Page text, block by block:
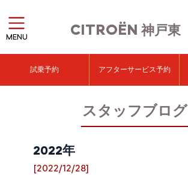
CITROËN神戸東
MENU
試乗予約 アフターサービス予約
スタッフブログ
2022年
[2022/12/28]